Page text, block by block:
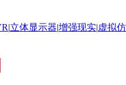
|立体显示器|增强现实|虚拟